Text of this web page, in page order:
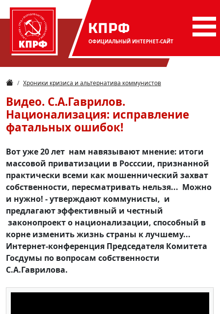
КПРФ
ОФИЦИАЛЬНЫЙ ИНТЕРНЕТ-САЙТ
Хроники кризиса и альтернатива коммунистов
Видео. С.А.Гаврилов.
Национализация: исправление
фатальных ошибок!
Вот уже 20 лет нам навязывают мнение: итоги
массовой приватизации в Росссии, признанной
практически всеми как мошеннический захват
собственности, пересматривать нельзя... Можно
и нужно! - утверждают коммунисты, и
предлагают эффективный и честный
законопроект о национализации, способный в
корне изменить жизнь страны к лучшему...
Интернет-конференция Председателя Комитета
Госдумы по вопросам собственности
С.А.Гаврилова.